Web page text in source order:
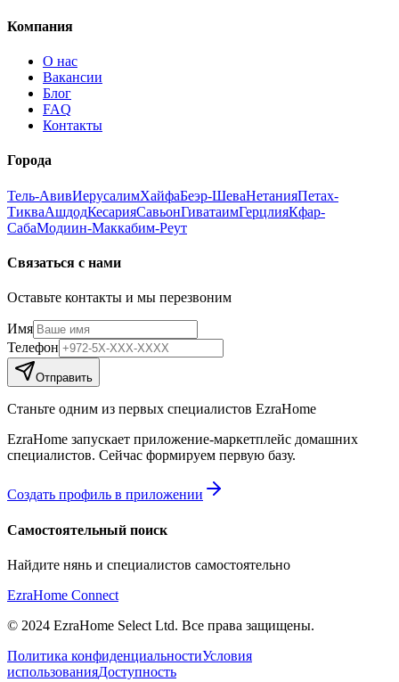
Компания
О нас
Вакансии
Блог
FAQ
Контакты
Города
Тель-АвивИерусалимХайфаБеэр-ШеваНетанияПетах-
ТикваАшдодКесарияСавьонГиватаимГерцлияКфар-
СабаМодиин-Маккабим-Реут
Связаться с нами
Оставьте контакты и мы перезвоним
Имя
Телефон
Отправить
Станьте одним из первых специалистов EzraHome
EzraHome запускает приложение-маркетплейс домашних
специалистов. Сейчас формируем первую базу.
Создать профиль в приложении
Самостоятельный поиск
Найдите нянь и специалистов самостоятельно
EzraHome Connect
© 2024 EzraHome Select Ltd. Все права защищены.
Политика конфиденциальностиУсловия
использованияДоступность